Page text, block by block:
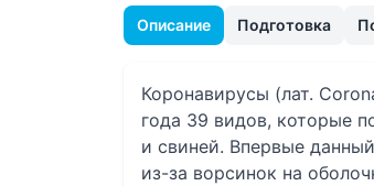
Описание Подготовка
Коронавирусы (лат.
года 39 видов, которые
и свиней. Впервые
из-за ворсинок на